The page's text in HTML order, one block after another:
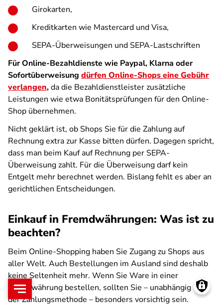
Girokarten,
Kreditkarten wie Mastercard und Visa,
SEPA-Überweisungen und SEPA-Lastschriften
Für Online-Bezahldienste wie Paypal, Klarna oder
Sofortüberweisung dürfen Online-Shops eine Gebühr
verlangen,da die Bezahldienstleister zusätzliche
Leistungen wie etwa Bonitätsprüfungen für den Online-
Shop übernehmen.
Nicht geklärt ist, ob Shops Sie für die Zahlung auf
Rechnung extra zur Kasse bitten dürfen. Dagegen spricht,
dass man beim Kauf auf Rechnung per SEPA-
Überweisung zahlt. Für die Überweisung darf kein
Entgelt mehr berechnet werden. Bislang fehlt es aber an
gerichtlichen Entscheidungen.
Einkauf in Fremdwährungen: Was ist zu
beachten?
Beim Online-Shopping haben Sie Zugang zu Shops aus
aller Welt. Auch Bestellungen im Ausland sind deshalb
keine Seltenheit mehr. Wenn Sie Ware in einer
Fremdwährung bestellen, sollten Sie – unabhängig von
der Zahlungsmethode – besonders vorsichtig sein.